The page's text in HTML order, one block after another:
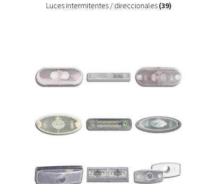
Luces intermitentes / direccionales (39)